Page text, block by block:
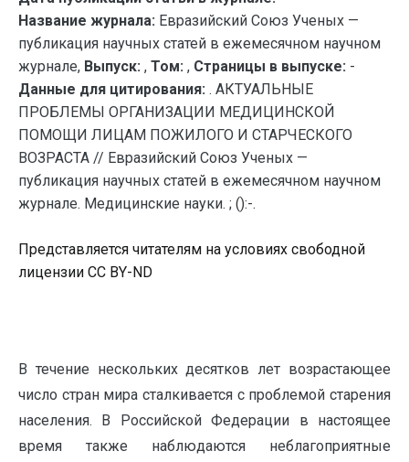
Название журнала: Евразийский Союз Ученых —
публикация научных статей в ежемесячном научном
журнале, Выпуск: , Том: , Страницы в выпуске: -
Данные для цитирования: . АКТУАЛЬНЫЕ
ПРОБЛЕМЫ ОРГАНИЗАЦИИ МЕДИЦИНСКОЙ
ПОМОЩИ ЛИЦАМ ПОЖИЛОГО И СТАРЧЕСКОГО
ВОЗРАСТА // Евразийский Союз Ученых —
публикация научных статей в ежемесячном научном
журнале. Медицинские науки. ; ():-.
Представляется читателям на условиях свободной
лицензии CC BY-ND
В течение нескольких десятков лет возрастающее
число стран мира сталкивается с проблемой старения
населения. В Российской Федерации в настоящее
время также наблюдаются неблагоприятные